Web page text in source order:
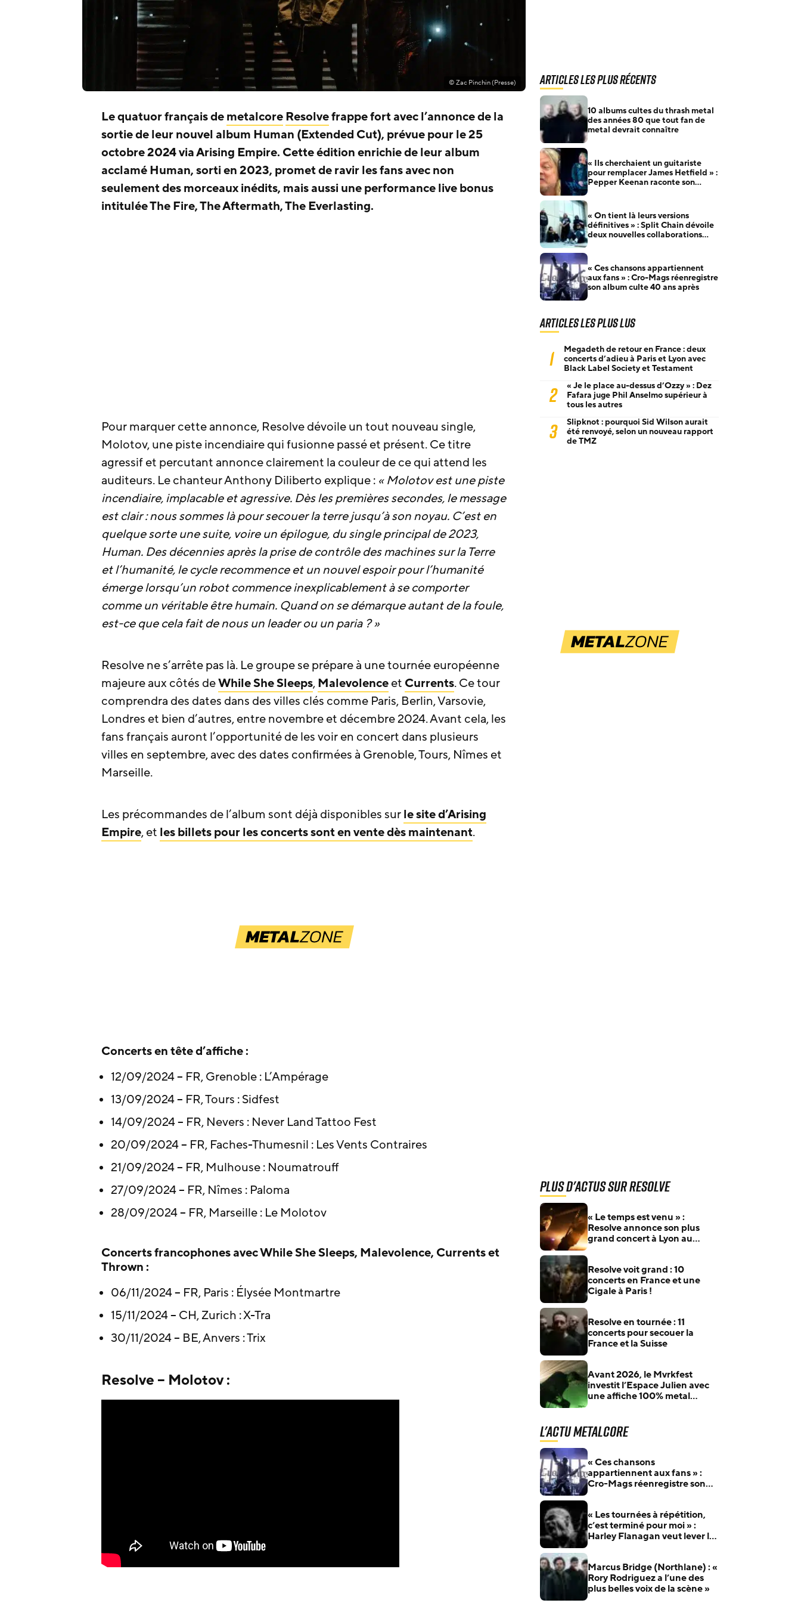
© Zac Pinchin (Presse)
Le quatuor français demetalcoreResolvefrappe fort avec l’annonce de la
sortie de leur nouvel album Human (Extended Cut), prévue pour le 25
octobre 2024 via Arising Empire. Cette édition enrichie de leur album
acclamé Human, sorti en 2023, promet de ravir les fans avec non
seulement des morceaux inédits, mais aussi une performance live bonus
intitulée The Fire, The Aftermath, The Everlasting.
Pour marquer cette annonce, Resolve dévoile un tout nouveau single,
Molotov, une piste incendiaire qui fusionne passé et présent. Ce titre
agressif et percutant annonce clairement la couleur de ce qui attend les
auditeurs. Le chanteur Anthony Diliberto explique : « Molotov est une piste
incendiaire, implacable et agressive. Dès les premières secondes, le message
est clair : nous sommes là pour secouer la terre jusqu’à son noyau. C’est en
quelque sorte une suite, voire un épilogue, du single principal de 2023,
Human. Des décennies après la prise de contrôle des machines sur la Terre
et l’humanité, le cycle recommence et un nouvel espoir pour l’humanité
émerge lorsqu’un robot commence inexplicablement à se comporter
comme un véritable être humain. Quand on se démarque autant de la foule,
est-ce que cela fait de nous un leader ou un paria ? »
Resolve ne s’arrête pas là. Le groupe se prépare à une tournée européenne
majeure aux côtés deWhile She Sleeps,Malevolenceet Currents. Ce tour
comprendra des dates dans des villes clés comme Paris, Berlin, Varsovie,
Londres et bien d’autres, entre novembre et décembre 2024. Avant cela, les
fans français auront l’opportunité de les voir en concert dans plusieurs
villes en septembre, avec des dates confirmées à Grenoble, Tours, Nîmes et
Marseille.
Les précommandes de l’album sont déjà disponibles surle site d’Arising
Empire, et les billets pour les concerts sont en vente dès maintenant.
Concerts en tête d’affiche :
12/09/2024 – FR, Grenoble : L’Ampérage
13/09/2024 – FR, Tours : Sidfest
14/09/2024 – FR, Nevers : Never Land Tattoo Fest
20/09/2024 – FR, Faches-Thumesnil : Les Vents Contraires
21/09/2024 – FR, Mulhouse : Noumatrouff
27/09/2024 – FR, Nîmes : Paloma
28/09/2024 – FR, Marseille : Le Molotov
Concerts francophones avec While She Sleeps, Malevolence, Currents et
Thrown :
06/11/2024 – FR, Paris : Élysée Montmartre
15/11/2024 – CH, Zurich : X-Tra
30/11/2024 – BE, Anvers : Trix
Resolve – Molotov :
Articles les plus récents
10 albums cultes du thrash metal
des années 80 que tout fan de
metal devrait connaître
« Ils cherchaient un guitariste
pour remplacer James Hetfield » :
Pepper Keenan raconte son
« On tient là leurs versions
définitives » : Split Chain dévoile
deux nouvelles collaborations
« Ces chansons appartiennent
aux fans » : Cro-Mags réenregistre
son album culte 40 ans après
Articles les plus lus
1
Megadeth de retour en France : deux
concerts d’adieu à Paris et Lyon avec
Black Label Society et Testament
2
« Je le place au-dessus d’Ozzy » : Dez
Fafara juge Phil Anselmo supérieur à
tous les autres
3
Slipknot : pourquoi Sid Wilson aurait
été renvoyé, selon un nouveau rapport
de TMZ
Plus d'actus sur Resolve
« Le temps est venu » :
Resolve annonce son plus
grand concert à Lyon au
Resolve voit grand : 10
concerts en France et une
Cigale à Paris !
Resolve en tournée : 11
concerts pour secouer la
France et la Suisse
Avant 2026, le Mvrkfest
investit l’Espace Julien avec
une affiche 100% metal
L'actu Metalcore
« Ces chansons
appartiennent aux fans » :
Cro-Mags réenregistre son
« Les tournées à répétition,
c’est terminé pour moi » :
Harley Flanagan veut lever le
Marcus Bridge (Northlane) : «
Rory Rodriguez a l’une des
plus belles voix de la scène »